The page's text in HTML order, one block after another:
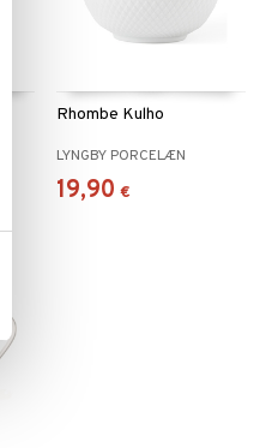
Rhombe Kulho
LYNGBY PORCELÆN
19,90 €